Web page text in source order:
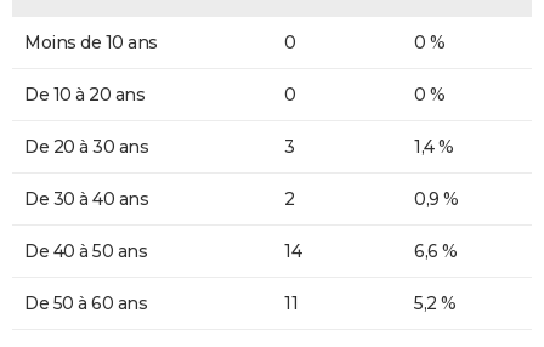
Moins de 10 ans 0 0 %
De 10 à 20 ans 0 0 %
De 20 à 30 ans 3 1,4 %
De 30 à 40 ans 2 0,9 %
De 40 à 50 ans 14 6,6 %
De 50 à 60 ans 11 5,2 %